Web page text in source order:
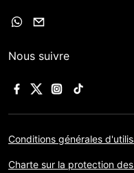
Nous suivre
Conditions générales
Charte sur la protection